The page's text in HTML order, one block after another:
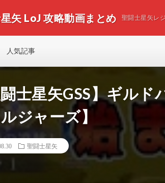
矢 LoJ 攻略動画まとめ 聖闘士星矢レ
人気記事
闘士星矢GSS】ギル
ジャーズ】
聖闘士星矢